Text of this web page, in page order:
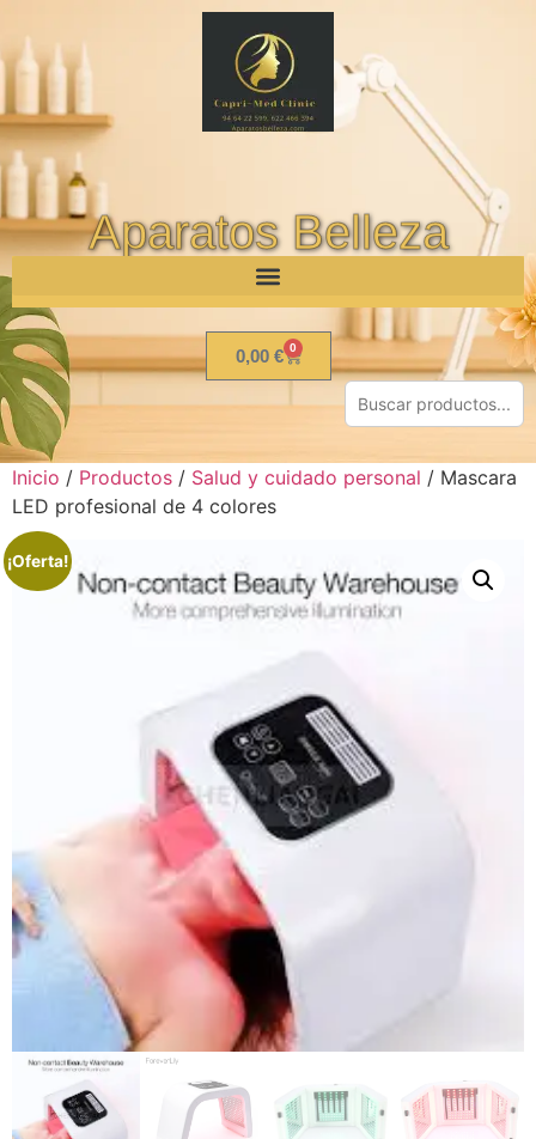
Aparatos Belleza
0,00 € 0
Inicio / Productos / Salud y cuidado personal / Mascara
LED profesional de 4 colores
¡Oferta!